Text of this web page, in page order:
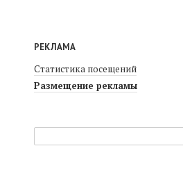
РЕКЛАМА
Статистика посещений
Размещение рекламы